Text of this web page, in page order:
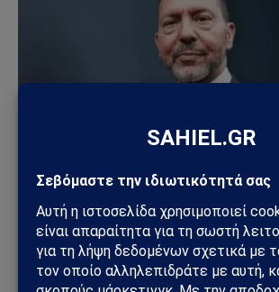
ΟΙΚΟΝΟΜΊΑ
Προειδοποίηση Στουρνάρα για τις
δημόσιες παροχές δεν θα
18/06/2026